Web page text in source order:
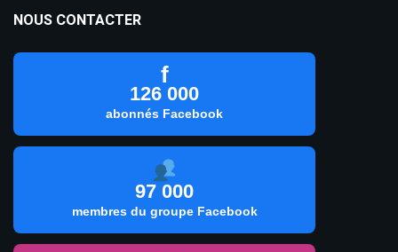
NOUS CONTACTER
f
126 000
abonnés Facebook
97 000
membres du groupe Facebook